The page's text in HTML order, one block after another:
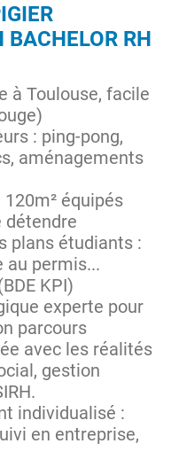
BACHELOR RH
à Toulouse, facile
: ping-pong,
aménagements
équipés
détendre
plans étudiants :
au permis...
KPI)
experte pour
parcours
avec les réalités
gestion
individualisé :
en entreprise,